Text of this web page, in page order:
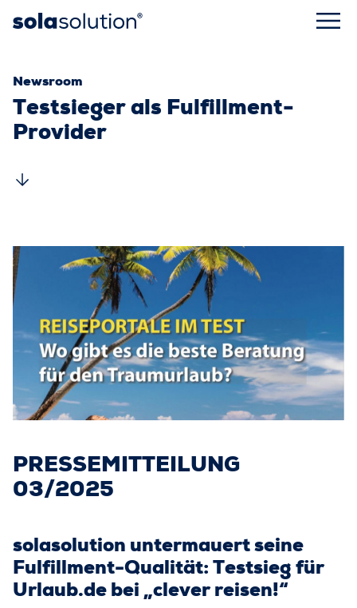
Kategorie:
Newsroom
Testsieger als Fulfillment-
Provider
PRESSEMITTEILUNG
03/2025
solasolution untermauert seine
Fulfillment-Qualität: Testsieg für
Urlaub.de bei „clever reisen!“